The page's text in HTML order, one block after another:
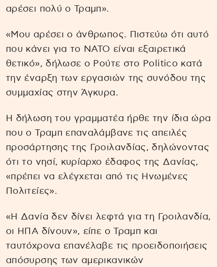
αρέσει πολύ ο Τραμπ».
«Μου αρέσει ο άνθρωπος. Πιστεύω ότι αυτό
που κάνει για το ΝΑΤΟ είναι εξαιρετικά
θετικό», δήλωσε ο Ρούτε στο Politico κατά
την έναρξη των εργασιών της συνόδου της
συμμαχίας στην Άγκυρα.
Η δήλωση του γραμματέα ήρθε την ίδια ώρα
που ο Τραμπ επαναλάμβανε τις απειλές
προσάρτησης της Γροιλανδίας, δηλώνοντας
ότι το νησί, κυρίαρχο έδαφος της Δανίας,
«πρέπει να ελέγχεται από τις Ηνωμένες
Πολιτείες».
«Η Δανία δεν δίνει λεφτά για τη Γροιλανδία,
οι ΗΠΑ δίνουν», είπε ο Τραμπ και
ταυτόχρονα επανέλαβε τις προειδοποιήσεις
απόσυρσης των αμερικανικών